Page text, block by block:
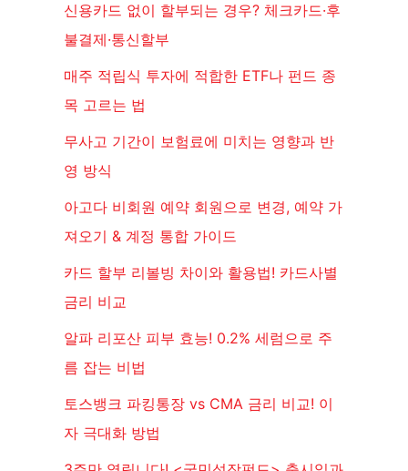
신용카드 없이 할부되는 경우? 체크카드·후
불결제·통신할부
매주 적립식 투자에 적합한 ETF나 펀드 종
목 고르는 법
무사고 기간이 보험료에 미치는 영향과 반
영 방식
아고다 비회원 예약 회원으로 변경, 예약 가
져오기 & 계정 통합 가이드
카드 할부 리볼빙 차이와 활용법! 카드사별
금리 비교
알파 리포산 피부 효능! 0.2% 세럼으로 주
름 잡는 비법
토스뱅크 파킹통장 vs CMA 금리 비교! 이
자 극대화 방법